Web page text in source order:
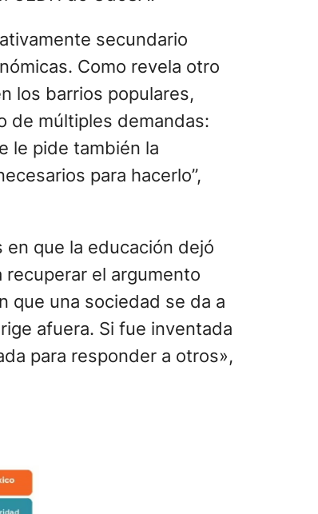
de UdeSA.
secundario
Como revela otro
los barrios populares,
múltiples demandas:
pide también la
para hacerlo”,
que la educación dejó
recuperar el argumento
que una sociedad se da a
afuera. Si fue inventada
para responder a otros»,